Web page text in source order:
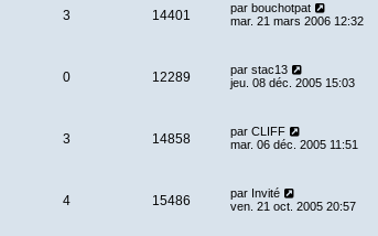
3 14401 par bouchotpat
mar. 21 mars 2006 12:32
0 12289 par stac13
jeu. 08 déc. 2005 15:03
3 14858 par CLIFF
mar. 06 déc. 2005 11:51
4 15486 par Invité
ven. 21 oct. 2005 20:57